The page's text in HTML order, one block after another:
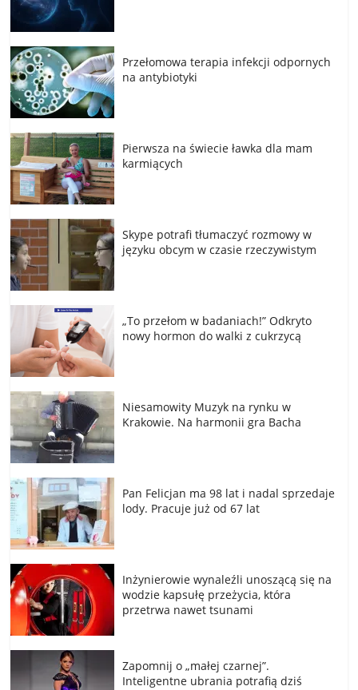
Przełomowa terapia infekcji odpornych
na antybiotyki
Pierwsza na świecie ławka dla mam
karmiących
Skype potrafi tłumaczyć rozmowy w
języku obcym w czasie rzeczywistym
„To przełom w badaniach!” Odkryto
nowy hormon do walki z cukrzycą
Niesamowity Muzyk na rynku w
Krakowie. Na harmonii gra Bacha
Pan Felicjan ma 98 lat i nadal sprzedaje
lody. Pracuje już od 67 lat
Inżynierowie wynaleźli unoszącą się na
wodzie kapsułę przeżycia, która
przetrwa nawet tsunami
Zapomnij o „małej czarnej”.
Inteligentne ubrania potrafią dziś